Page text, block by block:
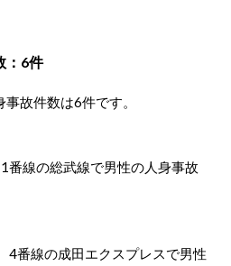
：6件
故件数は6件です。
線の総武線で男性の人身事故
番線の成田エクスプレスで男性